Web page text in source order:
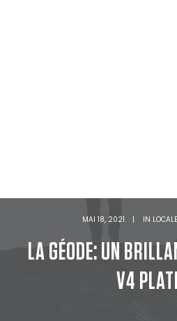
MAI 18, 2021 | IN
LA GÉODE: UN
V4